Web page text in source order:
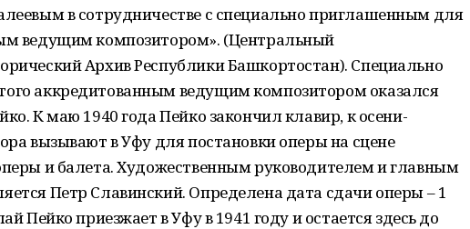
в сотрудничестве с специально приглашенным для
ведущим композитором». (Центральный
Архив Республики Башкортостан). Специально
аккредитованным ведущим композитором оказался
К маю 1940 года Пейко закончил клавир, к осени-
вызывают в Уфу для постановки оперы на сцене
и балета. Художественным руководителем и главным
Петр Славинский. Определена дата сдачи оперы – 1
Пейко приезжает в Уфу в 1941 году и остается здесь до